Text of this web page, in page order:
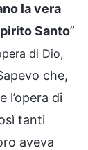
la vera
Santo”
di Dio,
che,
l’opera di
tanti
aveva